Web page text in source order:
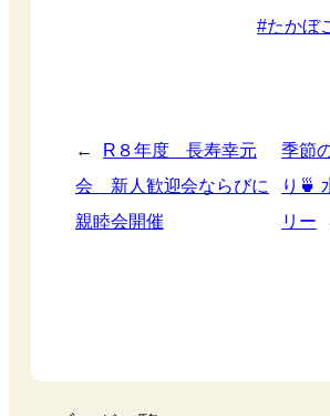
たかぼ
←
R８年度 長寿幸元
会 新人歓迎会ならびに
親睦会開催
季節
り🍵
リー